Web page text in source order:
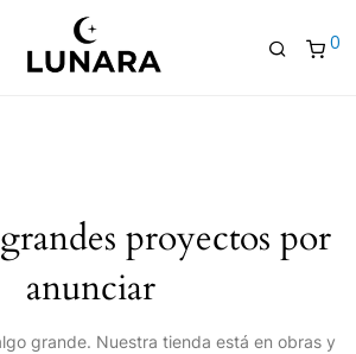
0
proyectos por
anunciar
grande. Nuestra tienda está en obras y